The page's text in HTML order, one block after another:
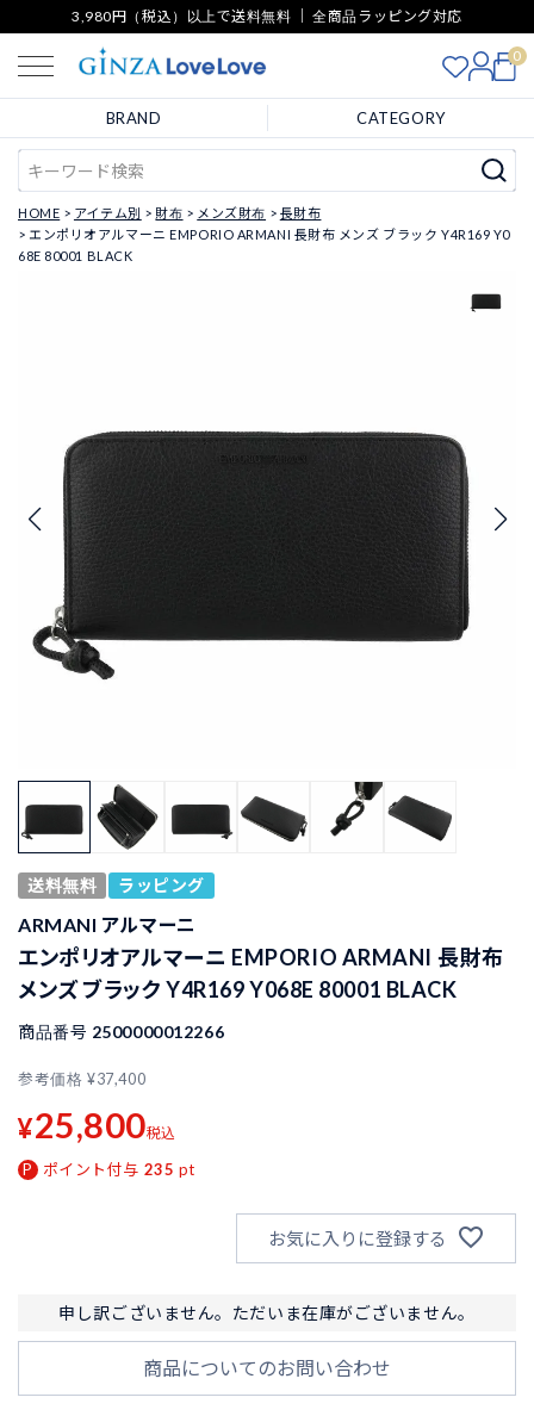
3,980円（税込）以上で送料無料 ｜ 全商品ラッピング対応
0
BRAND CATEGORY
HOME アイテム別 財布 メンズ財布
長財布
エンポリオアルマーニ EMPORIO ARMANI 長財布 メンズ ブラック Y4R169 Y0
68E 80001 BLACK
送料無料 ラッピング
ARMANI アルマーニ
エンポリオアルマーニ EMPORIO ARMANI 長財布
メンズ ブラック Y4R169 Y068E 80001 BLACK
商品番号 2500000012266
参考価格 ¥37,400
¥25,800税込
ポイント付与 235 pt
お気に入りに登録する
申し訳ございません。ただいま在庫がございません。
商品についてのお問い合わせ